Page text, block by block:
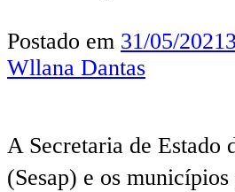
Postado em 31/05/2021
Wllana Dantas
A Secretaria de Estado
(Sesap) e os